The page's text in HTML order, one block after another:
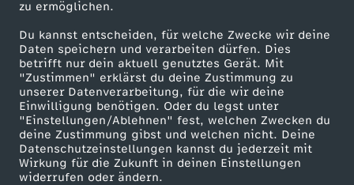
zu ermöglichen.
Du kannst entscheiden, für welche Zwecke wir deine
Daten speichern und verarbeiten dürfen. Dies
betrifft nur dein aktuell genutztes Gerät. Mit
"Zustimmen" erklärst du deine Zustimmung zu
unserer Datenverarbeitung, für die wir deine
Einwilligung benötigen. Oder du legst unter
"Einstellungen/Ablehnen" fest, welchen Zwecken du
deine Zustimmung gibst und welchen nicht. Deine
Datenschutzeinstellungen kannst du jederzeit mit
Wirkung für die Zukunft in deinen Einstellungen
widerrufen oder ändern.
ZDF goes Schule
Werbefernsehen
Mainzelmännchen